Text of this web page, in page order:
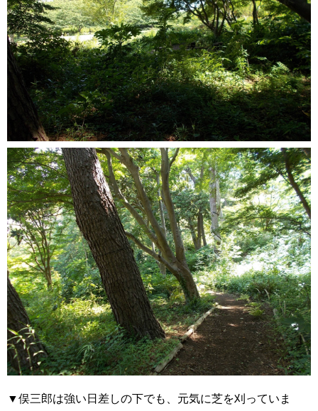
▼俣三郎は強い日差しの下でも、元気に芝を刈っていま